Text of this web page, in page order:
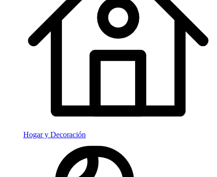
Hogar y Decoración